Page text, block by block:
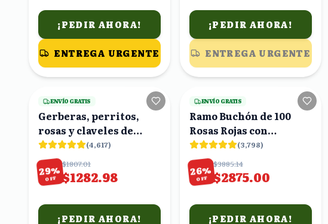
¡PEDIR AHORA!
ENTREGA URGENTE
¡PEDIR AHORA!
ENTREGA URGENTE
16viendo
ENVÍO GRATIS
Gerberas, perritos,
rosas y claveles de
colores en ramo
(4,617)
29%
OFF
$1807.01
$1282.98
¡PEDIR AHORA!
15viendo
ENVÍO GRATIS
Ramo Buchón de 100
Rosas Rojas con
Eucalipto(3,798)
26%
OFF
$3885.14
$2875.00
¡PEDIR AHORA!